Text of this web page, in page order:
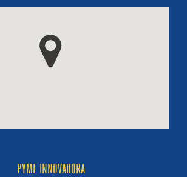
PYME INNOVADORA